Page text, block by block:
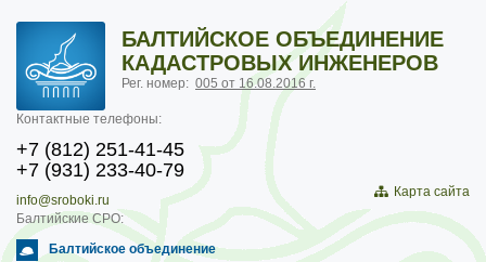
БАЛТИЙСКОЕ ОБЪЕДИНЕНИЕ
КАДАСТРОВЫХ ИНЖЕНЕРОВ
Рег. номер: 005 от 16.08.2016 г.
Контактные телефоны:
+7 (812) 251-41-45
+7 (931) 233-40-79
info@sroboki.ru
Карта сайта
Балтийские СРО:
Балтийское объединение